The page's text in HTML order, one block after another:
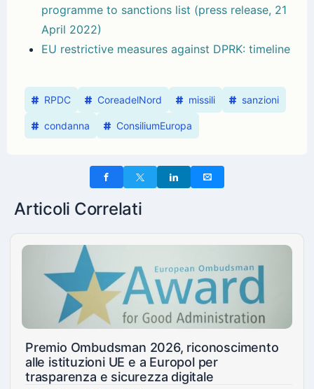
programme to sanctions list (press release, 21
April 2022)
EU restrictive measures against DPRK: timeline
RPDC CoreadelNord missili sanzioni
condanna ConsiliumEuropa
Articoli Correlati
Premio Ombudsman 2026, riconoscimento
alle istituzioni UE e a Europol per
trasparenza e sicurezza digitale